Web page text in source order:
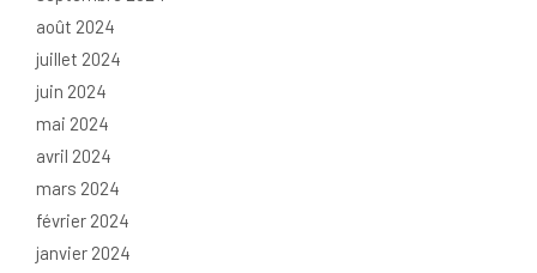
août 2024
juillet 2024
juin 2024
mai 2024
avril 2024
mars 2024
février 2024
janvier 2024